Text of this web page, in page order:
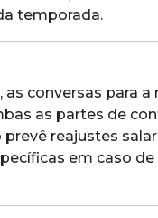
temporada.
conversas para
as partes de
reajustes
em caso